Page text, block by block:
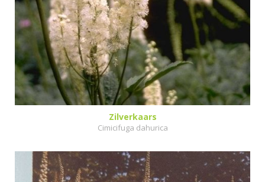
Zilverkaars
Cimicifuga dahurica